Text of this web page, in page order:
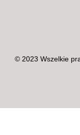
© 2023 Wszelkie